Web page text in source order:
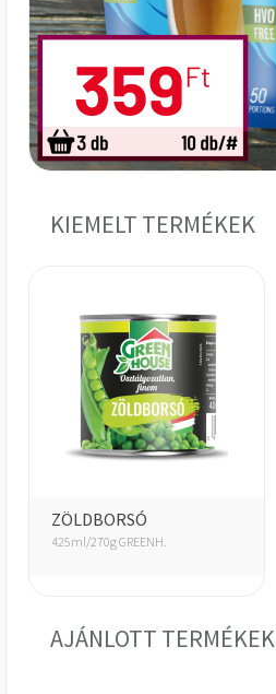
KIEMELT TERMÉKEK
ZÖLDBORSÓ
425ml/270g GREENH.
AJÁNLOTT TERMÉKEK